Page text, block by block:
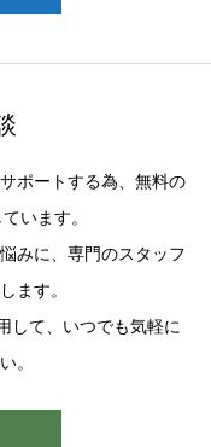
ポートする為、無料の
います。
みに、専門のスタッフ
ます。
して、いつでも気軽に
。